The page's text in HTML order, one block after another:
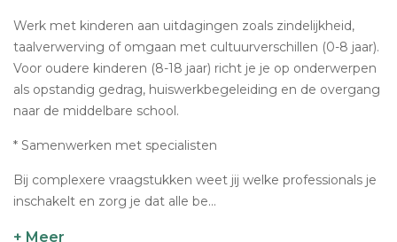
Werk met kinderen aan uitdagingen zoals zindelijkheid,
taalverwerving of omgaan met cultuurverschillen (0-8 jaar).
Voor oudere kinderen (8-18 jaar) richt je je op onderwerpen
als opstandig gedrag, huiswerkbegeleiding en de overgang
naar de middelbare school.
* Samenwerken met specialisten
Bij complexere vraagstukken weet jij welke professionals je
inschakelt en zorg je dat alle be...
+ Meer